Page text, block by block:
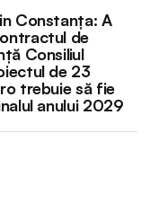
Constanța: A
de
Consiliul
de 23
trebuie să fie
anului 2029